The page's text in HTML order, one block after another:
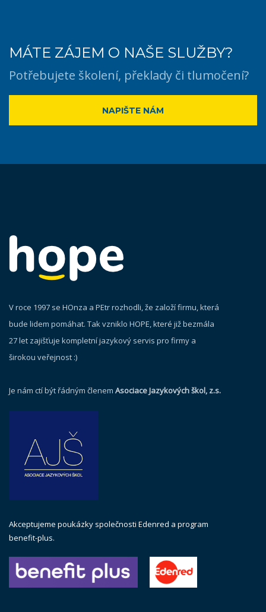
MÁTE ZÁJEM O NAŠE SLUŽBY?
Potřebujete školení, překlady či tlumočení?
NAPIŠTE NÁM
V roce 1997 se HOnza a PEtr rozhodli, že založí firmu, která
bude lidem pomáhat. Tak vzniklo HOPE, které již bezmála
27 let zajišťuje kompletní jazykový servis pro firmy a
širokou veřejnost :)
Je nám ctí být řádným členem Asociace Jazykových škol, z.s.
Akceptujeme poukázky společnosti Edenred a program
benefit-plus.